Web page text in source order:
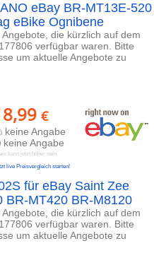
eBay BR-MT13E-520
eBike Ognibene
die kürzlich auf dem
verfügbar waren. Bitte
um aktuelle Angebote zu
€
keine Angabe
keine Angabe
kann jetzt höher sein
live Preisvergleich starten!
für eBay Saint Zee
BR-MT420 BR-M8120
die kürzlich auf dem
verfügbar waren. Bitte
um aktuelle Angebote zu